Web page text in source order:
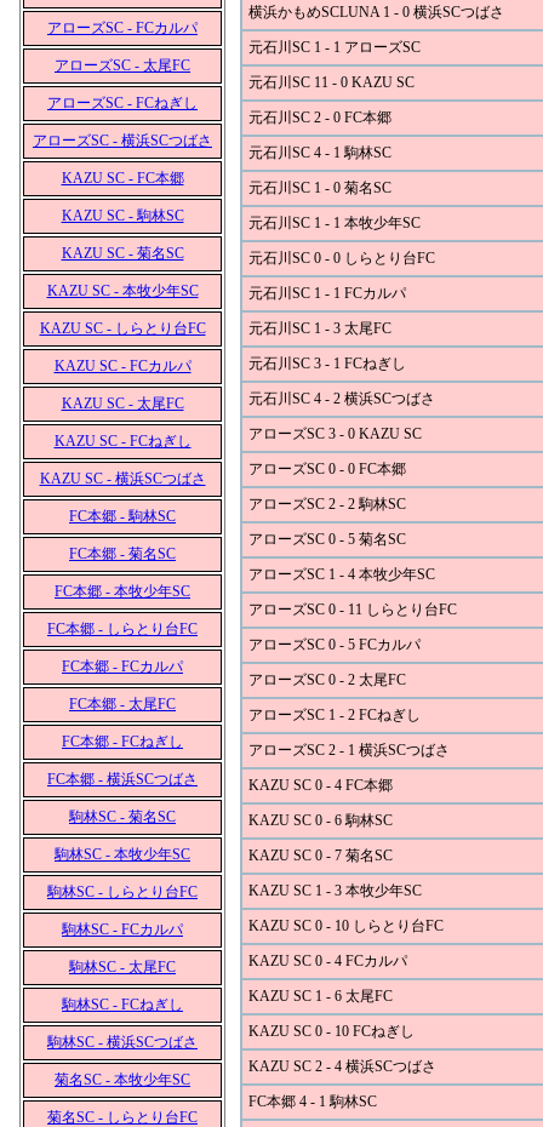
アローズSC - FCカルパ
アローズSC - 太尾FC
アローズSC - FCねぎし
アローズSC - 横浜SCつばさ
KAZU SC - FC本郷
KAZU SC - 駒林SC
KAZU SC - 菊名SC
KAZU SC - 本牧少年SC
KAZU SC - しらとり台FC
KAZU SC - FCカルパ
KAZU SC - 太尾FC
KAZU SC - FCねぎし
KAZU SC - 横浜SCつばさ
FC本郷 - 駒林SC
FC本郷 - 菊名SC
FC本郷 - 本牧少年SC
FC本郷 - しらとり台FC
FC本郷 - FCカルパ
FC本郷 - 太尾FC
FC本郷 - FCねぎし
FC本郷 - 横浜SCつばさ
駒林SC - 菊名SC
駒林SC - 本牧少年SC
駒林SC - しらとり台FC
駒林SC - FCカルパ
駒林SC - 太尾FC
駒林SC - FCねぎし
駒林SC - 横浜SCつばさ
菊名SC - 本牧少年SC
菊名SC - しらとり台FC
横浜かもめSCLUNA 1 - 0 横浜SCつばさ
元石川SC 1 - 1 アローズSC
元石川SC 11 - 0 KAZU SC
元石川SC 2 - 0 FC本郷
元石川SC 4 - 1 駒林SC
元石川SC 1 - 0 菊名SC
元石川SC 1 - 1 本牧少年SC
元石川SC 0 - 0 しらとり台FC
元石川SC 1 - 1 FCカルパ
元石川SC 1 - 3 太尾FC
元石川SC 3 - 1 FCねぎし
元石川SC 4 - 2 横浜SCつばさ
アローズSC 3 - 0 KAZU SC
アローズSC 0 - 0 FC本郷
アローズSC 2 - 2 駒林SC
アローズSC 0 - 5 菊名SC
アローズSC 1 - 4 本牧少年SC
アローズSC 0 - 11 しらとり台FC
アローズSC 0 - 5 FCカルパ
アローズSC 0 - 2 太尾FC
アローズSC 1 - 2 FCねぎし
アローズSC 2 - 1 横浜SCつばさ
KAZU SC 0 - 4 FC本郷
KAZU SC 0 - 6 駒林SC
KAZU SC 0 - 7 菊名SC
KAZU SC 1 - 3 本牧少年SC
KAZU SC 0 - 10 しらとり台FC
KAZU SC 0 - 4 FCカルパ
KAZU SC 1 - 6 太尾FC
KAZU SC 0 - 10 FCねぎし
KAZU SC 2 - 4 横浜SCつばさ
FC本郷 4 - 1 駒林SC